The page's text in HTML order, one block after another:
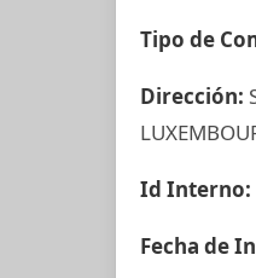
Tipo de
Dirección:
Id Interno:
Fecha de